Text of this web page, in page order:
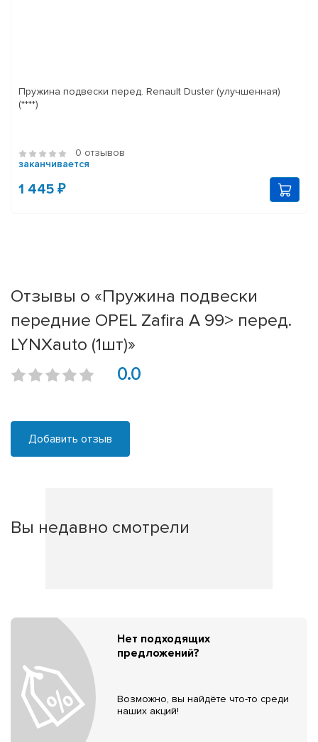
Пружина подвески перед. Renault Duster (улучшенная)
(****)
0 отзывов
заканчивается
1 445 ₽
Отзывы о «Пружина подвески
передние OPEL Zafira A 99> перед.
LYNXauto (1шт)»
0.0
Добавить отзыв
Вы недавно смотрели
Нет подходящих
предложений?
Возможно, вы найдёте что-то среди
наших акций!